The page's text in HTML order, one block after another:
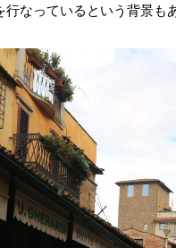
なっているという背景も